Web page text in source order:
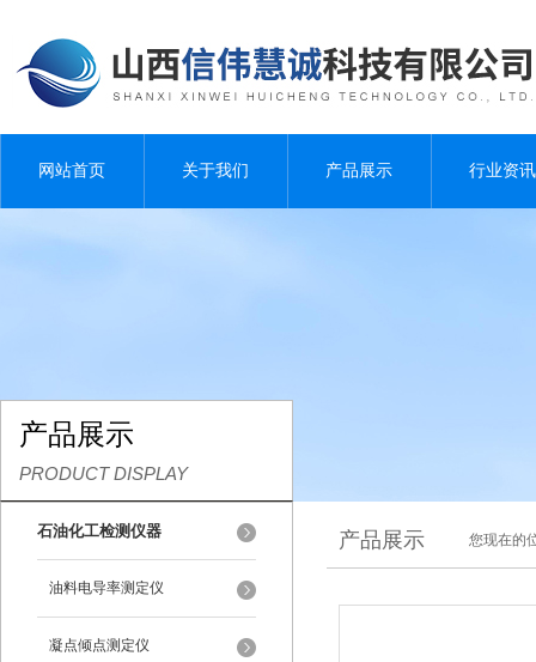
网站首页 关于我们 产品展示 行业资讯
产品展示
PRODUCT DISPLAY
石油化工检测仪器
油料电导率测定仪
凝点倾点测定仪
产品展示 您现在的